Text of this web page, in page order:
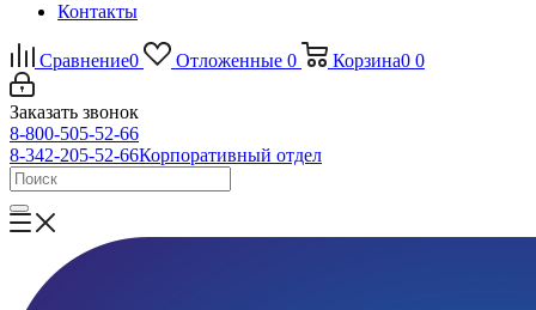
Контакты
Сравнение0 Отложенные 0 Корзина0 0
Заказать звонок
8-800-505-52-66
8-342-205-52-66Корпоративный отдел